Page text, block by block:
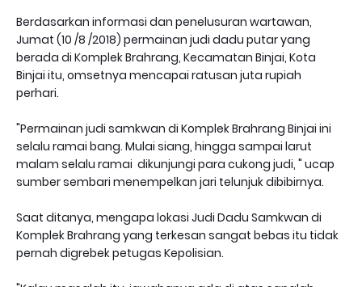
Berdasarkan informasi dan penelusuran wartawan,
Jumat (10 /8 /2018) permainan judi dadu putar yang
berada di Komplek Brahrang, Kecamatan Binjai, Kota
Binjai itu, omsetnya mencapai ratusan juta rupiah
perhari.
"Permainan judi samkwan di Komplek Brahrang Binjai ini
selalu ramai bang. Mulai siang, hingga sampai larut
malam selalu ramai dikunjungi para cukong judi, " ucap
sumber sembari menempelkan jari telunjuk dibibirnya.
Saat ditanya, mengapa lokasi Judi Dadu Samkwan di
Komplek Brahrang yang terkesan sangat bebas itu tidak
pernah digrebek petugas Kepolisian.